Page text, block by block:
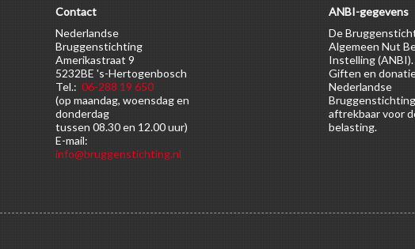
Contact
Nederlandse
Bruggenstichting
Amerikastraat 9
5232BE 's-Hertogenbosch
Tel.: 06-288 19 650
(op maandag, woensdag en
donderdag
tussen 08.30 en 12.00 uur)
E-mail:
info@bruggenstichting.nl
ANBI-gegevens
De
Algemeen Nut
Instelling (ANBI).
Giften en
Nederlandse
aftrekbaar voor
belasting.